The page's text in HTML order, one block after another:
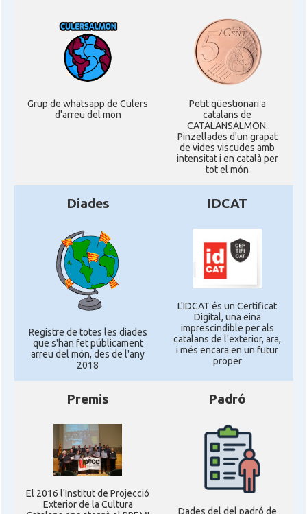
Grup de whatsapp de Culers
d'arreu del mon
Petit qüestionari a
catalans de
CATALANSALMON.
Pinzellades d'un grapat
de vides viscudes amb
intensitat i en català per
tot el món
Diades
Registre de totes les diades
que s'han fet públicament
arreu del món, des de l'any
2018
IDCAT
L'IDCAT és un Certificat
Digital, una eina
imprescindible per als
catalans de l'exterior, ara,
i més encara en un futur
proper
Premis
El 2016 l'Institut de Projecció
Exterior de la Cultura
Padró
Dades del del padró de